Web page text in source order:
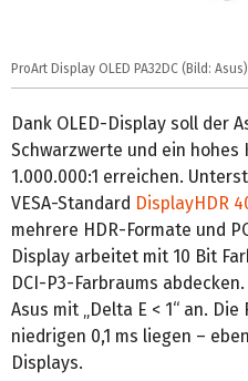
ProArt Display OLED PA32DC (Bild: Asus)
Dank OLED-Display soll der
Schwarzwerte und ein
1.000.000:1 erreichen.
VESA-Standard DisplayHDR
mehrere HDR-Formate und
Display arbeitet mit 10 Bit
DCI-P3-Farbraums
Asus mit „Delta E < 1“ an.
niedrigen 0,1 ms liegen –
Displays.